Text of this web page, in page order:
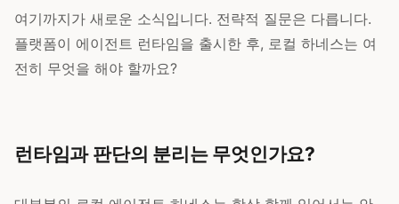
여기까지가 새로운 소식입니다. 전략적 질문은 다릅니다.
플랫폼이 에이전트 런타임을 출시한 후, 로컬 하네스는 여
전히 무엇을 해야 할까요?
런타임과 판단의 분리는 무엇인가요?